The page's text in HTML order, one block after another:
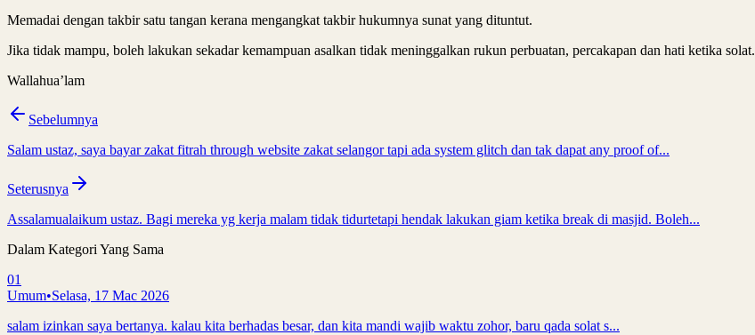
Memadai dengan takbir satu tangan kerana mengangkat takbir hukumnya sunat yang dituntut.
Jika tidak mampu, boleh lakukan sekadar kemampuan asalkan tidak meninggalkan rukun perbuatan, percakapan dan hati ketika solat.
Wallahua’lam
Sebelumnya
Salam ustaz, saya bayar zakat fitrah through website zakat selangor tapi ada system glitch dan tak dapat any proof of...
Seterusnya
Assalamualaikum ustaz. Bagi mereka yg kerja malam tidak tidurtetapi hendak lakukan giam ketika break di masjid. Boleh...
Dalam Kategori Yang Sama
01
Umum•Selasa, 17 Mac 2026
salam izinkan saya bertanya. kalau kita berhadas besar, dan kita mandi wajib waktu zohor, baru qada solat s...